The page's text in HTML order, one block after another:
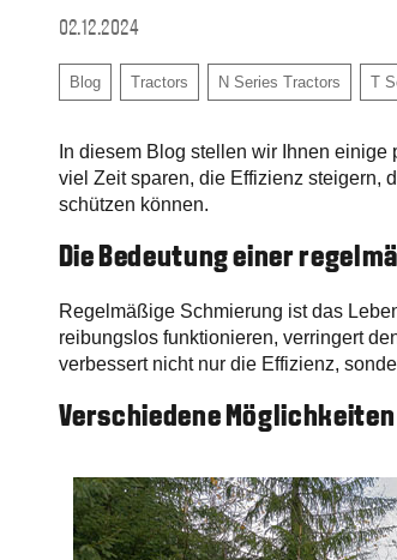
02.12.2024
Blog Tractors N Series Tractors T
In diesem Blog stellen wir Ihnen
viel Zeit sparen, die Effizienz steigern,
schützen können.
Die Bedeutung einer
Regelmäßige Schmierung ist das
reibungslos funktionieren, verringert
verbessert nicht nur die Effizienz,
Verschiedene